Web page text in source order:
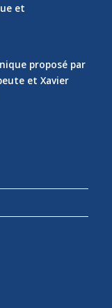
et
proposé par
et Xavier